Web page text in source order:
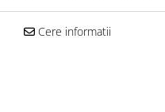
Cere informatii